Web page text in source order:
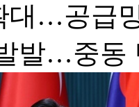
대…공급
발…중동